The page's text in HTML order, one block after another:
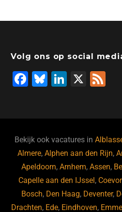
e
o
o
k
e
n
o
o
a
s
s
p
Volg ons op social
F
b
o
o
k
Bl
ky
Li
dI
n
X
Bekijk ook vacatures in
Almere,Alphen aan den Rijn,
Apeldoorn,Arnhem,Assen,
Capelle aan den IJssel,
Bosch, Den Haag, Deventer,
Drachten, Ede, Eindhoven,